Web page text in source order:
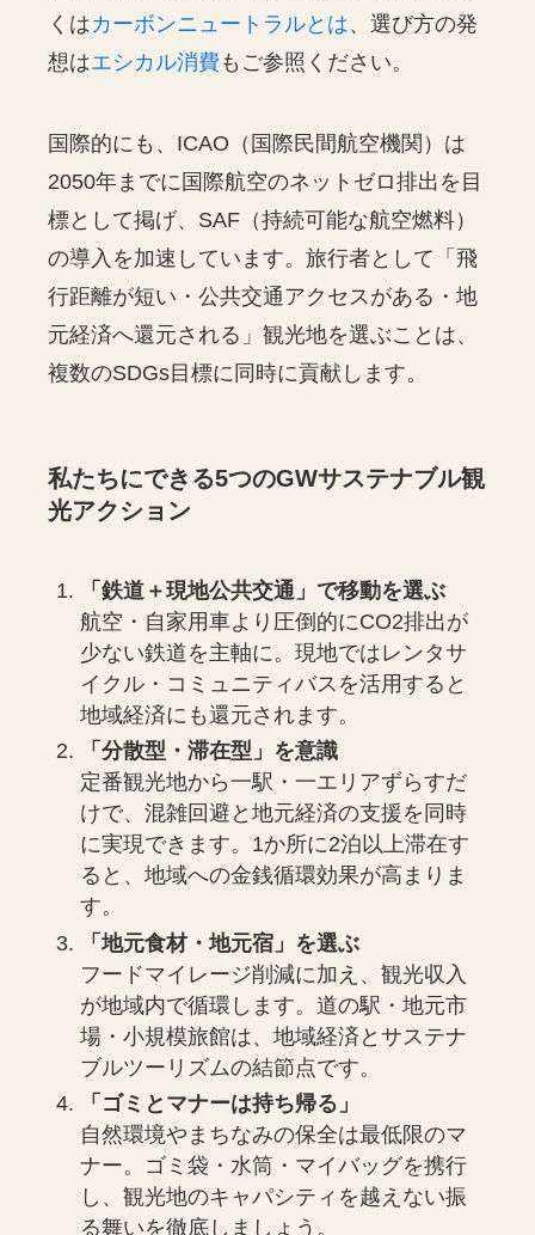
くはカーボンニュートラルとは、選び方の発
想はエシカル消費 もご参照ください。
国際的にも、ICAO（国際民間航空機関）は
2050年までに国際航空のネットゼロ排出を目
標として掲げ、SAF（持続可能な航空燃料）
の導入を加速しています。旅行者として「飛
行距離が短い・公共交通アクセスがある・地
元経済へ還元される」観光地を選ぶことは、
複数のSDGs目標に同時に貢献します。
私たちにできる5つのGWサステナブル観
光アクション
「鉄道＋現地公共交通」で移動を選ぶ
航空・自家用車より圧倒的にCO2排出が
少ない鉄道を主軸に。現地ではレンタサ
イクル・コミュニティバスを活用すると
地域経済にも還元されます。
「分散型・滞在型」を意識
定番観光地から一駅・一エリアずらすだ
けで、混雑回避と地元経済の支援を同時
に実現できます。1か所に2泊以上滞在す
ると、地域への金銭循環効果が高まりま
す。
「地元食材・地元宿」を選ぶ
フードマイレージ削減に加え、観光収入
が地域内で循環します。道の駅・地元市
場・小規模旅館は、地域経済とサステナ
ブルツーリズムの結節点です。
「ゴミとマナーは持ち帰る」
自然環境やまちなみの保全は最低限のマ
ナー。ゴミ袋・水筒・マイバッグを携行
し、観光地のキャパシティを越えない振
る舞いを徹底しましょう。